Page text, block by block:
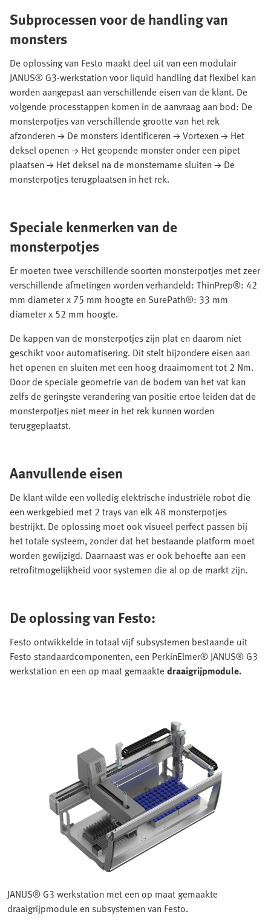
Subprocessen voor de handling van
monsters
De oplossing van Festo maakt deel uit van een modulair
JANUS® G3-werkstation voor liquid handling dat flexibel kan
worden aangepast aan verschillende eisen van de klant. De
volgende processtappen komen in de aanvraag aan bod: De
monsterpotjes van verschillende grootte van het rek
afzonderen → De monsters identificeren → Vortexen → Het
deksel openen → Het geopende monster onder een pipet
plaatsen → Het deksel na de monstername sluiten → De
monsterpotjes terugplaatsen in het rek.
Speciale kenmerken van de
monsterpotjes
Er moeten twee verschillende soorten monsterpotjes met zeer
verschillende afmetingen worden verhandeld: ThinPrep®: 42
mm diameter x 75 mm hoogte en SurePath®: 33 mm
diameter x 52 mm hoogte.
De kappen van de monsterpotjes zijn plat en daarom niet
geschikt voor automatisering. Dit stelt bijzondere eisen aan
het openen en sluiten met een hoog draaimoment tot 2 Nm.
Door de speciale geometrie van de bodem van het vat kan
zelfs de geringste verandering van positie ertoe leiden dat de
monsterpotjes niet meer in het rek kunnen worden
teruggeplaatst.
Aanvullende eisen
De klant wilde een volledig elektrische industriële robot die
een werkgebied met 2 trays van elk 48 monsterpotjes
bestrijkt. De oplossing moet ook visueel perfect passen bij
het totale systeem, zonder dat het bestaande platform moet
worden gewijzigd. Daarnaast was er ook behoefte aan een
retrofitmogelijkheid voor systemen die al op de markt zijn.
De oplossing van Festo:
Festo ontwikkelde in totaal vijf subsystemen bestaande uit
Festo standaardcomponenten, een PerkinElmer® JANUS® G3
werkstation en een op maat gemaaktedraaigrijpmodule.
JANUS® G3 werkstation met een op maat gemaakte
draaigrijpmodule en subsystemen van Festo.